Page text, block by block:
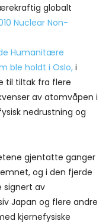
globalt
Nuclear Non-
Humanitære
ble holdt i Oslo, i
til tiltak fra flere
av atomvåpen i
nedrustning og
gjentatte ganger
og i den fjerde
signert av
Japan og flere andre
kjernefysiske